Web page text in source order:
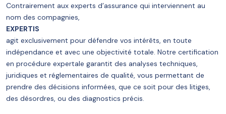
Contrairement aux experts d’assurance qui interviennent au
nom des compagnies,
EXPERTIS
agit exclusivement pour défendre vos intérêts, en toute
indépendance et avec une objectivité totale. Notre certification
en procédure expertale garantit des analyses techniques,
juridiques et réglementaires de qualité, vous permettant de
prendre des décisions informées, que ce soit pour des litiges,
des désordres, ou des diagnostics précis.